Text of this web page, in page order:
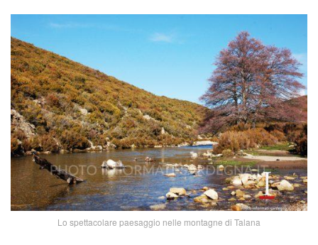
Lo spettacolare paesaggio nelle montagne di Talana